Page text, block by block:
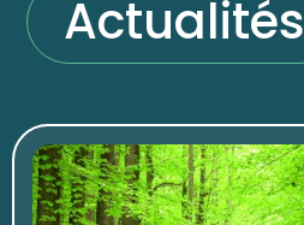
Actualités